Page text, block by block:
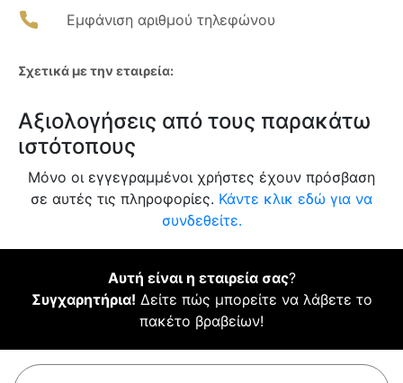
Εμφάνιση αριθμού τηλεφώνου
Σχετικά με την εταιρεία:
Αξιολογήσεις από τους παρακάτω
ιστότοπους
Μόνο οι εγγεγραμμένοι χρήστες έχουν πρόσβαση
σε αυτές τις πληροφορίες. Κάντε κλικ εδώ για να
συνδεθείτε.
Αυτή είναι η εταιρεία σας?
Συγχαρητήρια! Δείτε πώς μπορείτε να λάβετε το
πακέτο βραβείων!